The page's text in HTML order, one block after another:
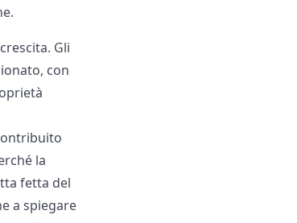
Gli
con
la
fetta del
a spiegare